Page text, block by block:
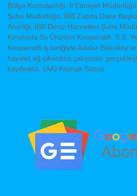
Bölge Komutanlığı, İl Emniyet
Şube Müdürlüğü, İBB Zabıta Daire
Amirliği, İBB Deniz Hizmetleri Şube
Kınalıada Su Ürünleri Kooperatifi, S.S.
Kooperatifi iş birliğiyle Adalar-Bakırköy
hayalet ağ çıkarılma çalışması
kaydedildi. (AA) Kaynak Sözcü